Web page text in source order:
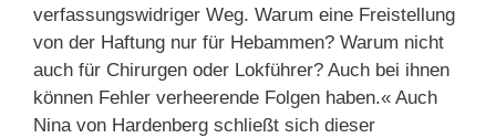
verfassungswidriger Weg. Warum eine Freistellung
von der Haftung nur für Hebammen? Warum nicht
auch für Chirurgen oder Lokführer? Auch bei ihnen
können Fehler verheerende Folgen haben.« Auch
Nina von Hardenberg schließt sich dieser